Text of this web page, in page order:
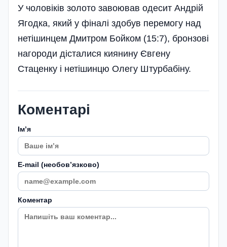
У чоловіків золото завоював одесит Андрій
Ягодка, який у фіналі здобув перемогу над
нетішинцем Дмитром Бойком (15:7), бронзові
нагороди дісталися киянину Євгену
Стаценку і нетішинцю Олегу Штурбабіну.
Коментарі
Імʼя
E-mail (необовʼязково)
Коментар